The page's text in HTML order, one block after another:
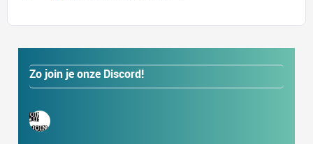
Zo join je onze Discord!